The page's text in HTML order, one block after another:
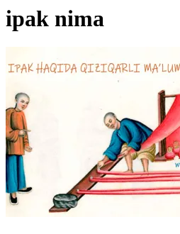
ipak nima